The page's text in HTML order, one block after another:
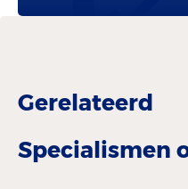
Gerelateerd
Specialismen